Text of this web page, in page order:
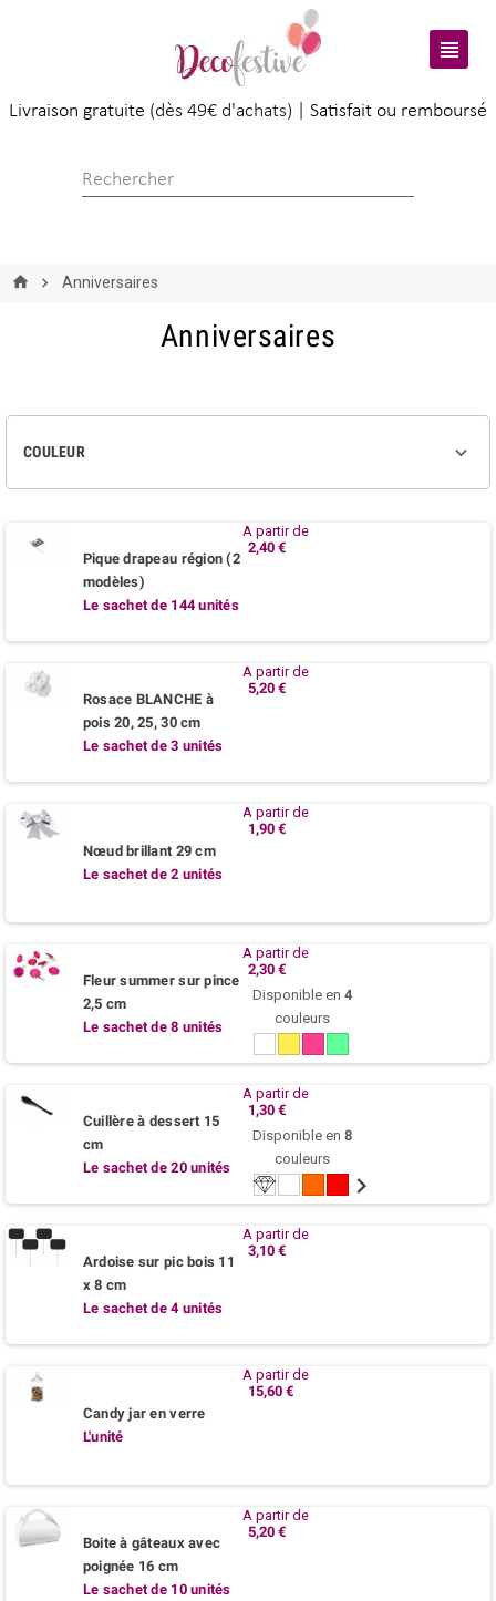

Livraison gratuite (dès 49€ d'achats) | Satisfait ou remboursé
Anniversaires
Anniversaires
COULEUR 
Pique drapeau région (2
modèles)
Le sachet de 144 unités
A partir de
2,40 €
Rosace BLANCHE à
pois 20, 25, 30 cm
Le sachet de 3 unités
A partir de
5,20 €
Nœud brillant 29 cm
Le sachet de 2 unités
A partir de
1,90 €
Fleur summer sur pince
2,5 cm
Le sachet de 8 unités
A partir de
2,30 €
Disponible en 4
couleurs
/
Cuillère à dessert 15
cm
Le sachet de 20 unités
A partir de
1,30 €
Disponible en 8
couleurs
Cristal Mandarine
RougeFuchsia
/
/
Ardoise sur pic bois 11
x 8 cm
Le sachet de 4 unités
A partir de
3,10 €
Candy jar en verre
L'unité
A partir de
15,60 €
Boite à gâteaux avec
poignée 16 cm
Le sachet de 10 unités
A partir de
5,20 €